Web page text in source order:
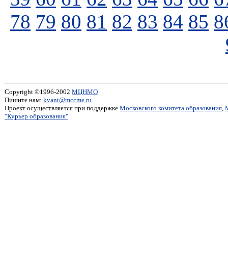
78 79 80 81 82 83 84 85
Copyright ©1996-2002 МЦНМО
Пишите нам: kvant@mccme.ru
Проект осуществляется при поддержке Московского комитета образования,
"Курьер образования"